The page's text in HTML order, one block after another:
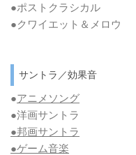
●ポストクラシカル
●クワイエット＆メロウ
サントラ／効果音
●アニメソング
●洋画サントラ
●邦画サントラ
●ゲーム音楽